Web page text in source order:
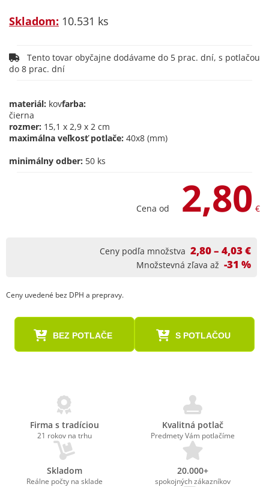
Skladom: 10.531 ks
Tento tovar obyčajne dodávame do 5 prac. dní, s potlačou
do 8 prac. dní
materiál: kovfarba:
čierna
rozmer: 15,1 x 2,9 x 2 cm
maximálna veľkosť potlače: 40x8 (mm)
minimálny odber: 50 ks
Cena od 2,80 €
Ceny podľa množstva 2,80 – 4,03 €
Množstevná zľava až -31 %
Ceny uvedené bez DPH a prepravy.
BEZ POTLAČE S POTLAČOU
Firma s tradíciou
21 rokov na trhu
Kvalitná potlač
Predmety Vám potlačíme
Skladom
Reálne počty na sklade
20.000+
spokojných zákazníkov